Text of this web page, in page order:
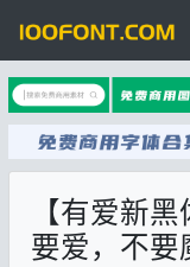
【有爱新
要爱，不要